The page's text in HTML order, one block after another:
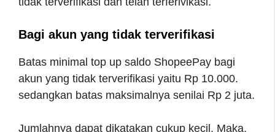
Bagi akun yang tidak terverifikasi
Batas minimal top up saldo ShopeePay bagi
akun yang tidak terverifikasi yaitu Rp 10.000.
sedangkan batas maksimalnya senilai Rp 2 juta.
Jumlahnya dapat dikatakan cukup kecil. Maka,